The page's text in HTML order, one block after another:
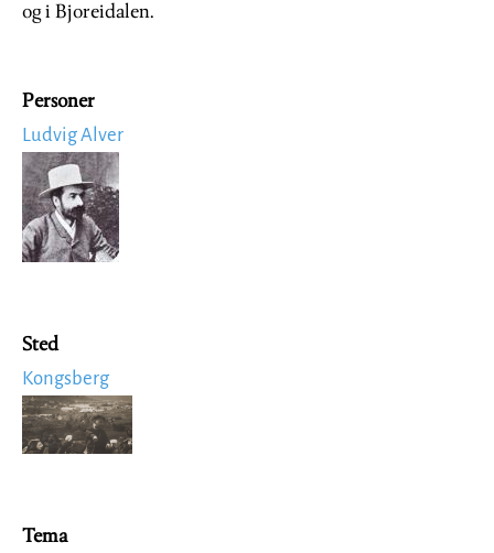
og i Bjoreidalen.
Personer
Ludvig Alver
Image
Sted
Kongsberg
Image
Tema